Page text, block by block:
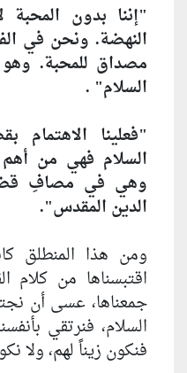
"إننا بدون
النهضة. ونحن في
مصداق للمحبة.
السلام" .
"فعلينا الاهتمام
السلام فهي من
وهي في مصافِ
الدين المقدس".
ومن هذا المنطلق
اقتبسناها من كلام
جمعناها، عسى أن
السلام، فنرتقي
فنكون زيناً لهم، ولا